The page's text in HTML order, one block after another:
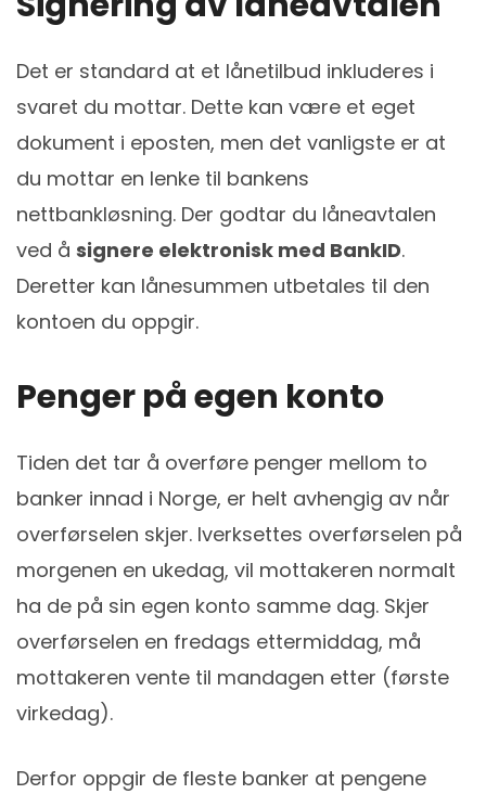
Det er standard at et lånetilbud inkluderes i
svaret du mottar. Dette kan være et eget
dokument i eposten, men det vanligste er at
du mottar en lenke til bankens
nettbankløsning. Der godtar du låneavtalen
ved å signere elektronisk med BankID.
Deretter kan lånesummen utbetales til den
kontoen du oppgir.
Penger på egen konto
Tiden det tar å overføre penger mellom to
banker innad i Norge, er helt avhengig av når
overførselen skjer. Iverksettes overførselen på
morgenen en ukedag, vil mottakeren normalt
ha de på sin egen konto samme dag. Skjer
overførselen en fredags ettermiddag, må
mottakeren vente til mandagen etter (første
virkedag).
Derfor oppgir de fleste banker at pengene